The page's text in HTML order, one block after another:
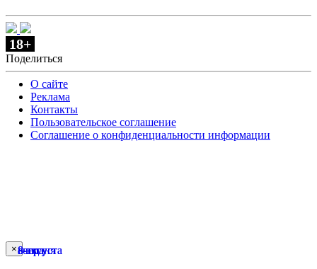
сегодня
вчера
вчера
8 августа
8 августа
18+
Поделиться
О сайте
Реклама
Контакты
Пользовательское соглашение
Соглашение о конфиденциальности информации
×